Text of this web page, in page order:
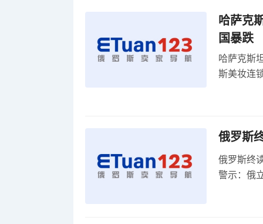
哈萨克
国暴跌
哈萨克斯
斯美妆连
俄罗斯
俄罗斯终
警示：俄